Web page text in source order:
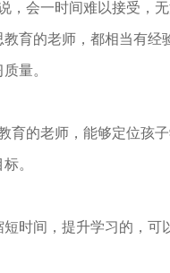
，会一时间难以接受，
育的老师，都相当有经
量。
的老师，能够定位孩
。
时间，提升学习的，可